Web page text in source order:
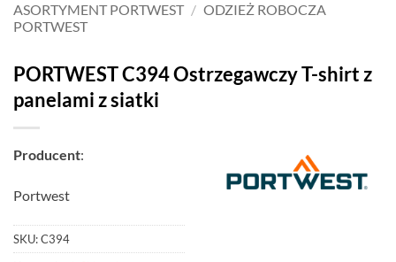
ASORTYMENT PORTWEST / ODZIEŻ ROBOCZA
PORTWEST
PORTWEST C394 Ostrzegawczy T-shirt z
panelami z siatki
Producent:
Portwest
SKU:C394